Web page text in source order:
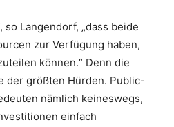
so Langendorf, „dass beide
zur Verfügung haben,
können.“ Denn die
der größten Hürden. Public-
nämlich keineswegs,
einfach